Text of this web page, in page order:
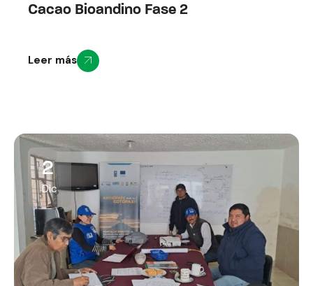
Cacao Bioandino Fase 2
Leer más
2
Dic